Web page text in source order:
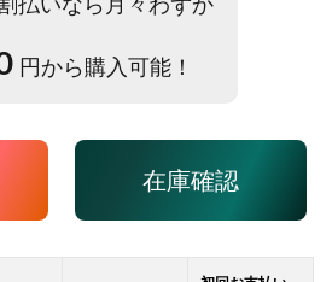
円から購入可能！
在庫確認